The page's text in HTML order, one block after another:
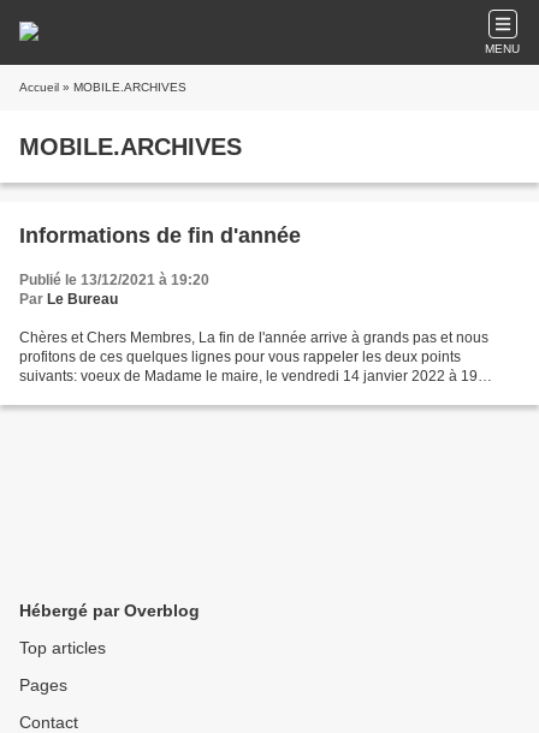
MENU
Accueil » MOBILE.ARCHIVES
MOBILE.ARCHIVES
Informations de fin d'année
Publié le 13/12/2021 à 19:20
Par Le Bureau
Chères et Chers Membres, La fin de l'année arrive à grands pas et nous
profitons de ces quelques lignes pour vous rappeler les deux points
suivants: voeux de Madame le maire, le vendredi 14 janvier 2022 à 19
Hébergé par Overblog
Top articles
Pages
Contact